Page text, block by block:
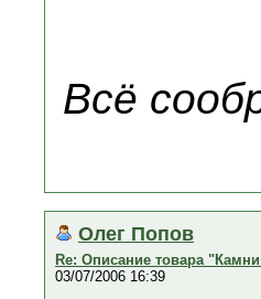
Всё
Олег Попов
Re: Описание товара
03/07/2006 16:39